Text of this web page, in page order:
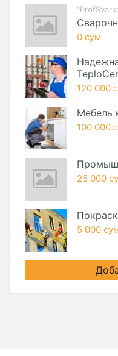
0 сум
120 000
Мебель
100 000
25 000
5 000